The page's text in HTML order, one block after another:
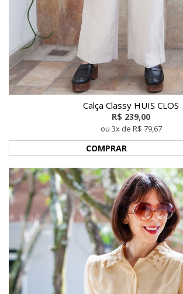
Calça Classy HUIS CLOS
R$ 239,00
ou 3x de R$ 79,67
COMPRAR